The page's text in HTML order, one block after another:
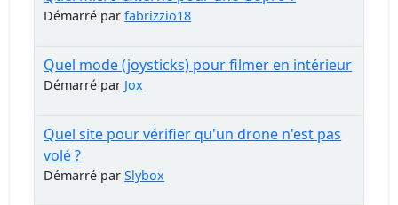
Démarré parfabrizzio18
Quel mode (joysticks) pour filmer en intérieur
Démarré par Jox
Quel site pour vérifier qu'un drone n'est pas
volé ?
Démarré parSlybox